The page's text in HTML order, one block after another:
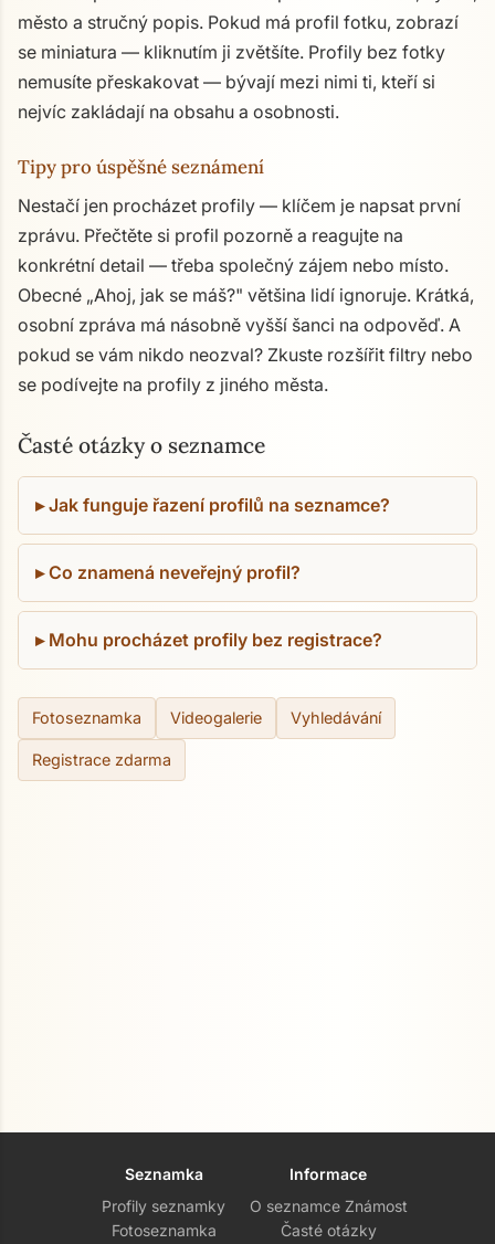
město a stručný popis. Pokud má profil fotku, zobrazí
se miniatura — kliknutím ji zvětšíte. Profily bez fotky
nemusíte přeskakovat — bývají mezi nimi ti, kteří si
nejvíc zakládají na obsahu a osobnosti.
Tipy pro úspěšné seznámení
Nestačí jen procházet profily — klíčem je napsat první
zprávu. Přečtěte si profil pozorně a reagujte na
konkrétní detail — třeba společný zájem nebo místo.
Obecné „Ahoj, jak se máš?" většina lidí ignoruje. Krátká,
osobní zpráva má násobně vyšší šanci na odpověď. A
pokud se vám nikdo neozval? Zkuste rozšířit filtry nebo
se podívejte na profily z jiného města.
Časté otázky o seznamce
Jak funguje řazení profilů na seznamce?
Co znamená neveřejný profil?
Mohu procházet profily bez registrace?
Fotoseznamka Videogalerie Vyhledávání
Registrace zdarma
Seznamka
Profily seznamky
Fotoseznamka
Informace
O seznamce Známost
Časté otázky